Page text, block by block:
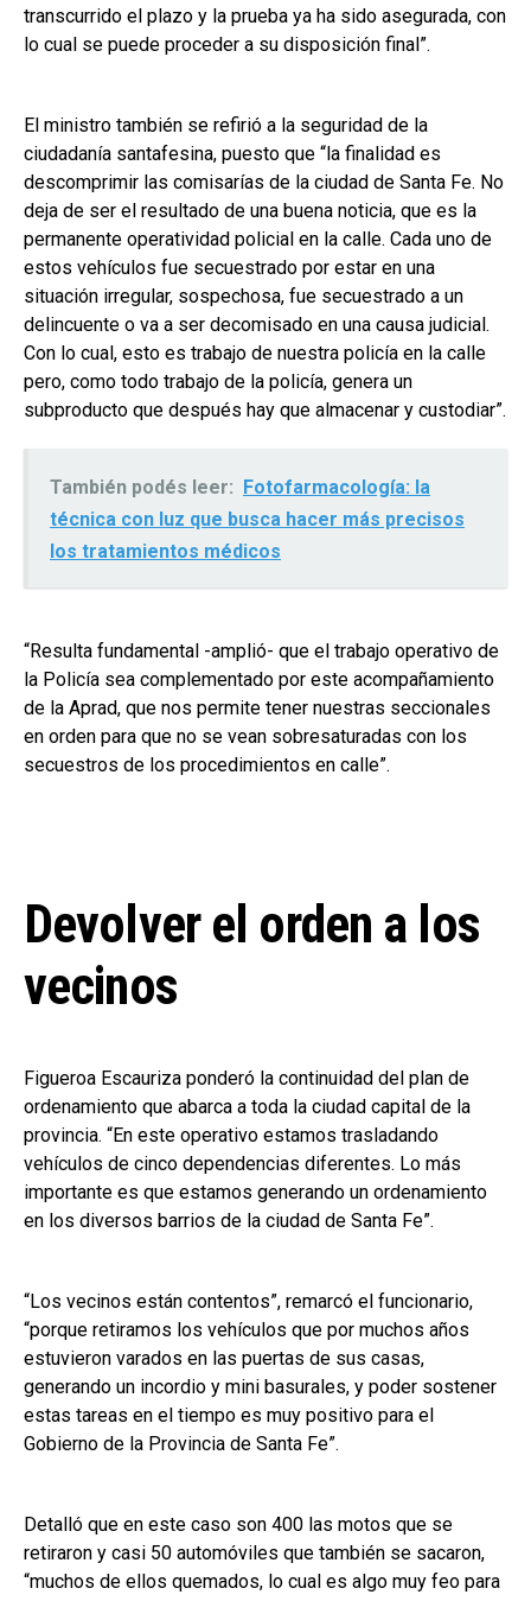
transcurrido el plazo y la prueba ya ha sido asegurada, con
lo cual se puede proceder a su disposición final”.
El ministro también se refirió a la seguridad de la
ciudadanía santafesina, puesto que “la finalidad es
descomprimir las comisarías de la ciudad de Santa Fe. No
deja de ser el resultado de una buena noticia, que es la
permanente operatividad policial en la calle. Cada uno de
estos vehículos fue secuestrado por estar en una
situación irregular, sospechosa, fue secuestrado a un
delincuente o va a ser decomisado en una causa judicial.
Con lo cual, esto es trabajo de nuestra policía en la calle
pero, como todo trabajo de la policía, genera un
subproducto que después hay que almacenar y custodiar”.
También podés leer: Fotofarmacología: la
técnica con luz que busca hacer más precisos
los tratamientos médicos
“Resulta fundamental -amplió- que el trabajo operativo de
la Policía sea complementado por este acompañamiento
de la Aprad, que nos permite tener nuestras seccionales
en orden para que no se vean sobresaturadas con los
secuestros de los procedimientos en calle”.
Devolver el orden a los
vecinos
Figueroa Escauriza ponderó la continuidad del plan de
ordenamiento que abarca a toda la ciudad capital de la
provincia. “En este operativo estamos trasladando
vehículos de cinco dependencias diferentes. Lo más
importante es que estamos generando un ordenamiento
en los diversos barrios de la ciudad de Santa Fe”.
“Los vecinos están contentos”, remarcó el funcionario,
“porque retiramos los vehículos que por muchos años
estuvieron varados en las puertas de sus casas,
generando un incordio y mini basurales, y poder sostener
estas tareas en el tiempo es muy positivo para el
Gobierno de la Provincia de Santa Fe”.
Detalló que en este caso son 400 las motos que se
retiraron y casi 50 automóviles que también se sacaron,
“muchos de ellos quemados, lo cual es algo muy feo para